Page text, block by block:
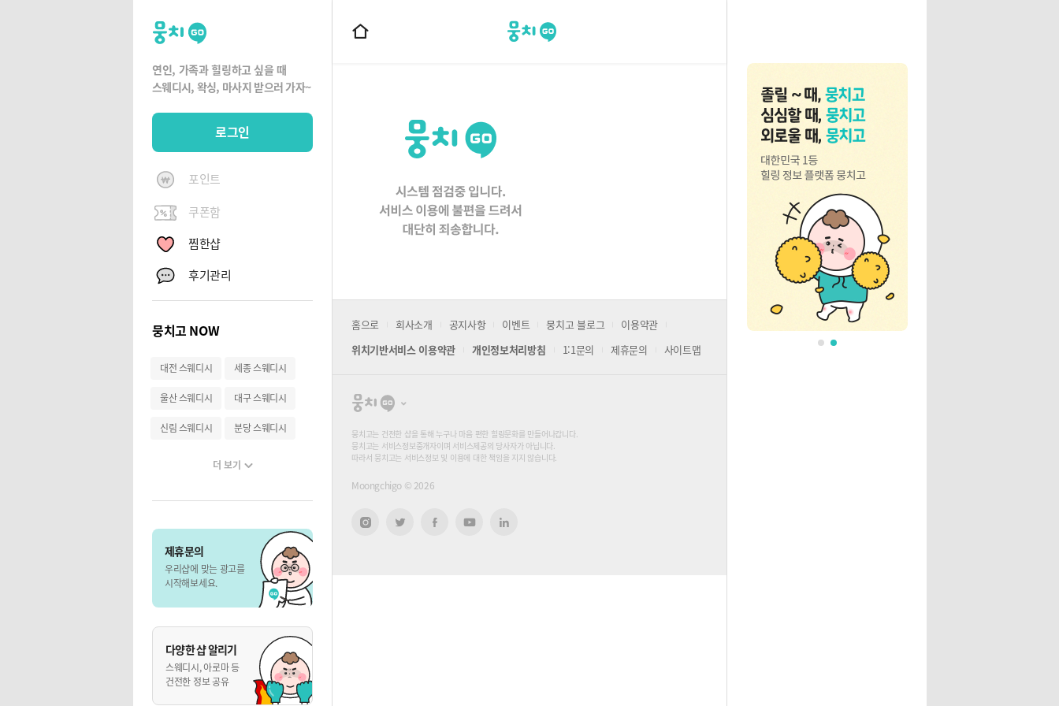
뭉
치
고
연인, 가족과 힐링하고 싶을 때
스웨디시, 왁싱, 마사지 받으러 가자~
로그인
포인트
쿠폰함
찜한샵
후기관리
뭉치고 NOW
대전 스웨디시 세종 스웨디시
울산 스웨디시 대구 스웨디시
신림 스웨디시 분당 스웨디시
더 보기
제휴문의
우리샵에 맞는 광고를
시작해보세요.
다양한 샵 알리기
스웨디시, 아로마 등
건전한 정보 공유
뭉치고
홈
홈으로 회사소개 공지사항 이벤트 뭉치고 블로그
이용약관
위치기반서비스 이용약관
개인정보처리방침 1:1문의 제휴문의 사이트맵
뭉
고
뭉치고는 건전한 샵을 통해 누구나 마음 편한 힐링문화를 만들어나갑니다.
뭉치고는 서비스정보중개자이며 서비스제공의 당사자가 아닙니다.
따라서 뭉치고는 서비스정보 및 이용에 대한 책임을 지지 않습니다.
Moongchigo © 2026